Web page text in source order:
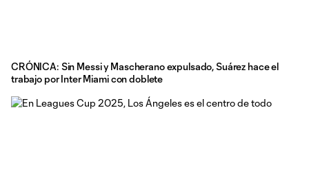
CRÓNICA: Sin Messi y Mascherano expulsado, Suárez hace el
trabajo por Inter Miami con doblete